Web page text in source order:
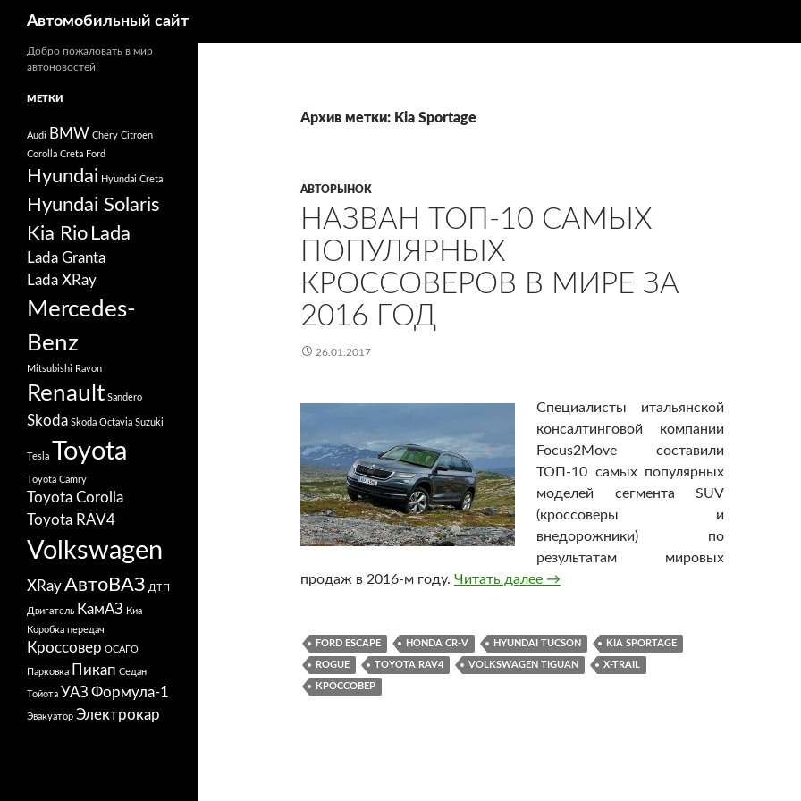
Автомобильный сайт
Архив метки: Kia Sportage
АВТОРЫНОК
НАЗВАН ТОП-10 САМЫХ
ПОПУЛЯРНЫХ
КРОССОВЕРОВ В МИРЕ ЗА
2016 ГОД‍
26.01.2017
Специалисты итальянской
консалтинговой компании
Focus2Move составили
ТОП-10 самых популярных
моделей сегмента SUV
(кроссоверы и
внедорожники) по
результатам мировых
продаж в 2016-м году. Читать далее Назван ТОП-10 самых популярных
→
FORD ESCAPE HONDA CR-V HYUNDAI TUCSON KIA SPORTAGE
ROGUE TOYOTA RAV4 VOLKSWAGEN TIGUAN X-TRAIL
КРОССОВЕР
Добро пожаловать в мир
автоновостей!
МЕТКИ
Audi BMW Chery Citroen
Corolla Creta Ford
Hyundai Hyundai Creta
Hyundai Solaris
Kia Rio Lada
Lada Granta
Lada XRay
Mercedes-
Benz
Mitsubishi Ravon
Renault Sandero
Skoda Skoda Octavia Suzuki
Tesla Toyota
Toyota Camry
Toyota Corolla
Toyota RAV4
Volkswagen
XRayАвтоВАЗ ДТП
Двигатель КамАЗ Киа
Коробка передач
Кроссовер ОСАГО
Парковка Пикап Седан
Тойота УАЗ Формула-1
Эвакуатор Электрокар